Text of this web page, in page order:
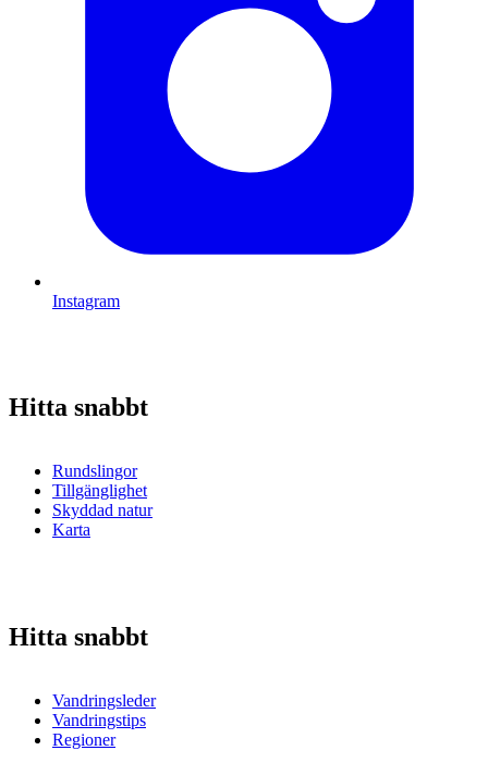
Instagram
Hitta snabbt
Rundslingor
Tillgänglighet
Skyddad natur
Karta
Hitta snabbt
Vandringsleder
Vandringstips
Regioner